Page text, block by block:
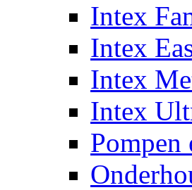
Intex
Intex
Intex
Intex
Pompen